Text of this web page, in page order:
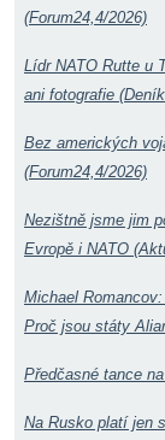
(Forum24,4/2026)
Lídr NATO Rutte u
ani fotografie
Bez amerických
(Forum24,4/2026)
Nezištně jsme jim
Evropě i NATO
Michael
Proč jsou státy
Předčasné tance
Na Rusko platí jen